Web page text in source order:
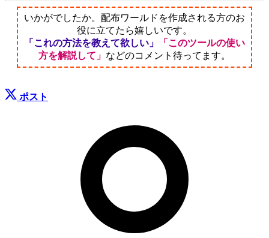
いかがでしたか。配布ワールドを作成される方のお
役に立てたら嬉しいです。
「これの方法を教えて欲しい」
「このツールの使い
方を解説して」 などのコメント待ってます。
ポスト